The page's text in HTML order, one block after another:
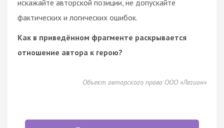
искажайте авторской позиции, не допускайте
фактических и логических ошибок.
Как в приведённом фрагменте раскрывается
отношение автора к герою?
Объект авторского права ООО «Легион»